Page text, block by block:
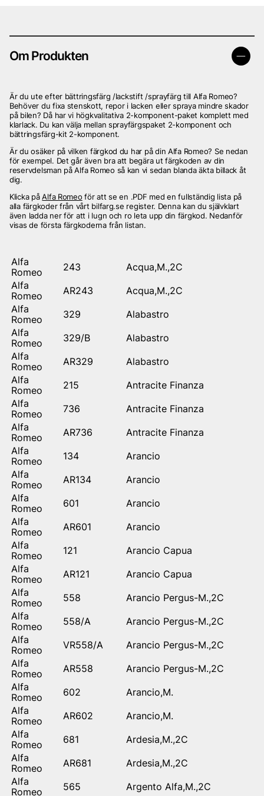
Om Produkten
Är du ute efter bättringsfärg /lackstift /sprayfärg till Alfa Romeo?
Behöver du fixa stenskott, repor i lacken eller spraya mindre skador
på bilen? Då har vi högkvalitativa 2-komponent-paket komplett med
klarlack. Du kan välja mellan sprayfärgspaket 2-komponent och
bättringsfärg-kit 2-komponent.
Är du osäker på vilken färgkod du har på din Alfa Romeo? Se nedan
för exempel. Det går även bra att begära ut färgkoden av din
reservdelsman på Alfa Romeo så kan vi sedan blanda äkta billack åt
dig.
Klicka påAlfa Romeo för att se en .PDF med en fullständig lista på
alla färgkoder från vårt bilfarg.se register. Denna kan du självklart
även ladda ner för att i lugn och ro leta upp din färgkod. Nedanför
visas de första färgkoderna från listan.
Alfa
Romeo
243
Acqua,M.,2C
Alfa
Romeo
AR243
Acqua,M.,2C
Alfa
Romeo
329
Alabastro
Alfa
Romeo
329/B
Alabastro
Alfa
Romeo
AR329
Alabastro
Alfa
Romeo
215
Antracite Finanza
Alfa
Romeo
736
Antracite Finanza
Alfa
Romeo
AR736
Antracite Finanza
Alfa
Romeo
134
Arancio
Alfa
Romeo
AR134
Arancio
Alfa
Romeo
601
Arancio
Alfa
Romeo
AR601
Arancio
Alfa
Romeo
121
Arancio Capua
Alfa
Romeo
AR121
Arancio Capua
Alfa
Romeo
558
Arancio Pergus-M.,2C
Alfa
Romeo
558/A
Arancio Pergus-M.,2C
Alfa
Romeo
VR558/A
Arancio Pergus-M.,2C
Alfa
Romeo
AR558
Arancio Pergus-M.,2C
Alfa
Romeo
602
Arancio,M.
Alfa
Romeo
AR602
Arancio,M.
Alfa
Romeo
681
Ardesia,M.,2C
Alfa
Romeo
AR681
Ardesia,M.,2C
Alfa
Romeo
565
Argento Alfa,M.,2C